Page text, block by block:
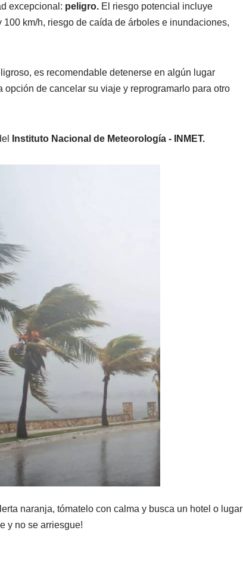
excepcional: peligro. El riesgo potencial incluye
km/h, riesgo de caída de árboles e inundaciones,
es recomendable detenerse en algún lugar
de cancelar su viaje y reprogramarlo para otro
Instituto Nacional de Meteorología - INMET.
naranja, tómatelo con calma y busca un hotel o lugar
y no se arriesgue!